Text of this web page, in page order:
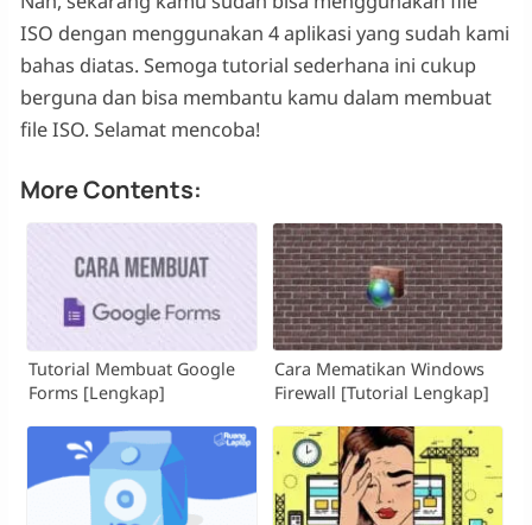
ISO dengan menggunakan 4 aplikasi yang sudah kami
bahas diatas. Semoga tutorial sederhana ini cukup
berguna dan bisa membantu kamu dalam membuat
file ISO. Selamat mencoba!
More Contents:
Tutorial Membuat Google
Forms [Lengkap]
Cara Mematikan Windows
Firewall [Tutorial Lengkap]